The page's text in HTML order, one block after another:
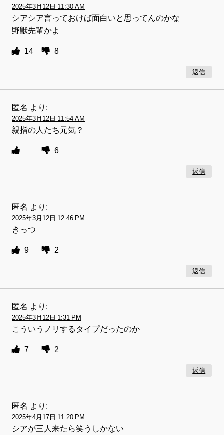
2025年3月12日 11:30 AM
シアシア言っておけば面白いと思ってんのかな
野獣先輩かよ
14 8
返信
匿名 より:
2025年3月12日 11:54 AM
親指の人たち元気？
6
返信
匿名 より:
2025年3月12日 12:46 PM
きっつ
9 2
返信
匿名 より:
2025年3月12日 1:31 PM
こういうノリするタイプだったのか
7 2
返信
匿名 より:
2025年4月17日 11:20 PM
シアが三人来たら笑うしかない